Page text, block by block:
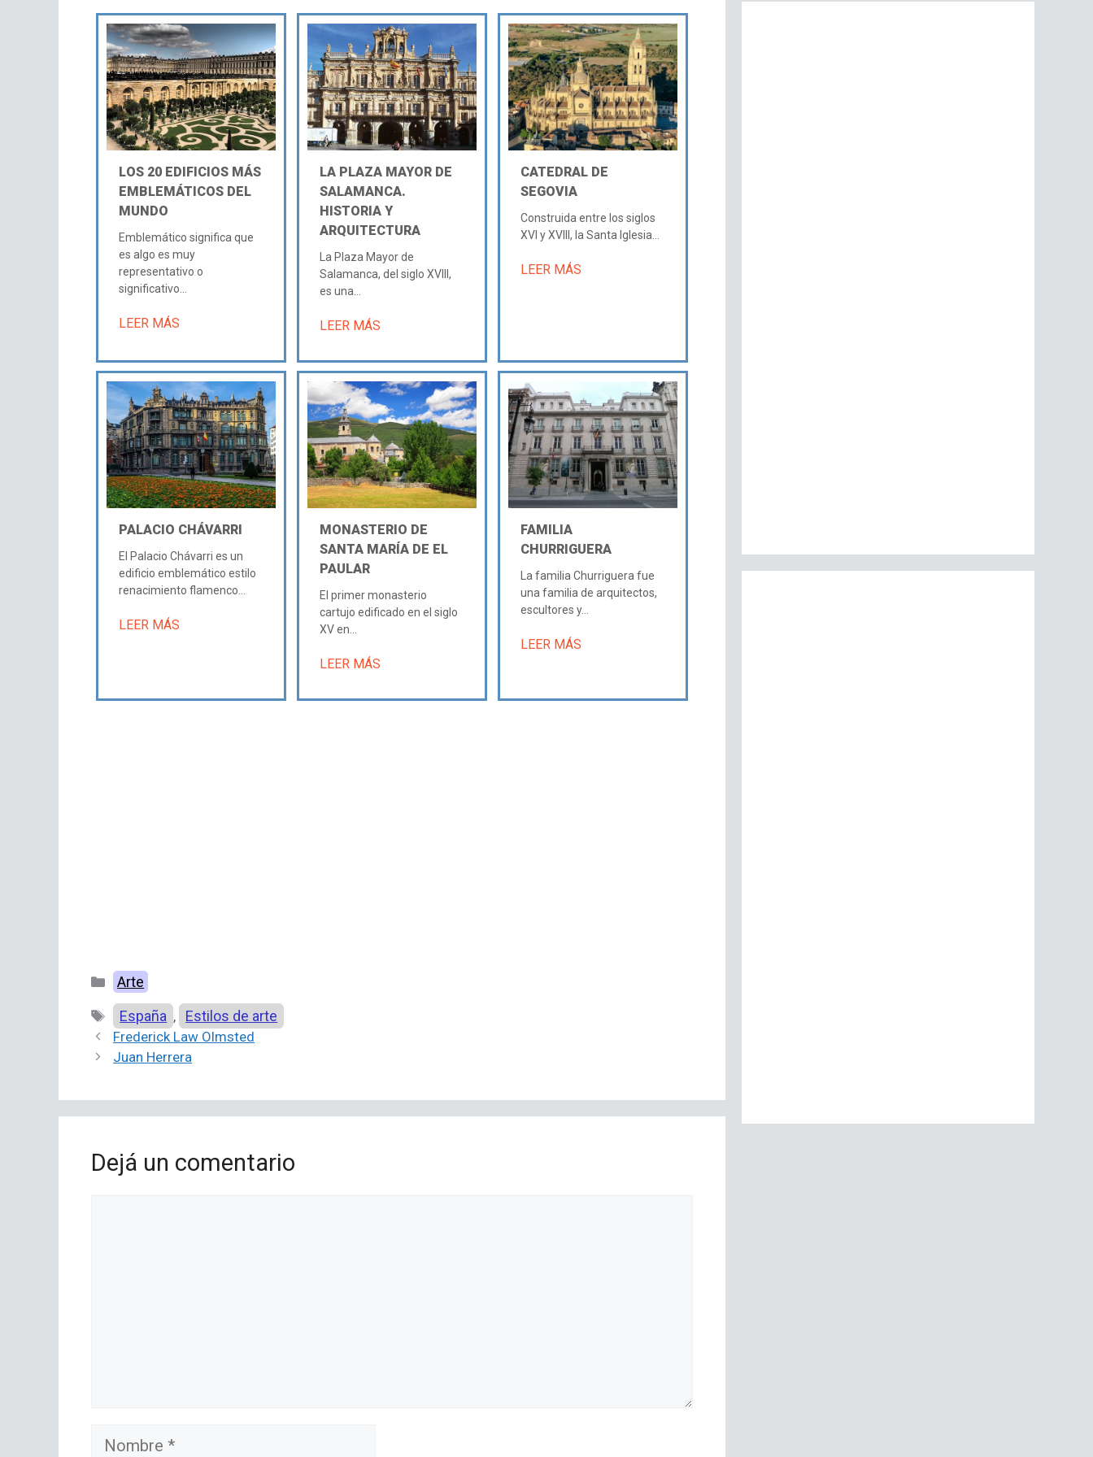
LOS 20 EDIFICIOS MÁS
EMBLEMÁTICOS DEL
MUNDO
Emblemático significa que
es algo es muy
representativo o
significativo...
LEER MÁS
LA PLAZA MAYOR DE
SALAMANCA.
HISTORIA Y
ARQUITECTURA
La Plaza Mayor de
Salamanca, del siglo XVIII,
es una...
LEER MÁS
CATEDRAL DE
SEGOVIA
Construida entre los siglos
XVI y XVIII, la Santa Iglesia...
LEER MÁS
PALACIO CHÁVARRI
El Palacio Chávarri es un
edificio emblemático estilo
renacimiento flamenco...
LEER MÁS
MONASTERIO DE
SANTA MARÍA DE EL
PAULAR
El primer monasterio
cartujo edificado en el siglo
XV en...
LEER MÁS
FAMILIA
CHURRIGUERA
La familia Churriguera fue
una familia de arquitectos,
escultores y...
LEER MÁS
Categorías
Arte
Etiquetas
España , Estilos de arte
Frederick Law Olmsted
Juan Herrera
Dejá un comentario
Nombre